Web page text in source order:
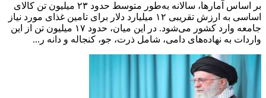
بر اساس آمارها، سالانه به‌طور متوسط حدود ۲۳ میلیون تن کالای
اساسی به ارزش تقریبی ۱۲ میلیارد دلار برای تامین غذای مورد نیاز
جامعه وارد کشور می‌شود. در این میان، حدود ۱۷ میلیون تن از این
واردات به نهاده‌های دامی، شامل ذرت، جو، کنجاله و دانه ر...